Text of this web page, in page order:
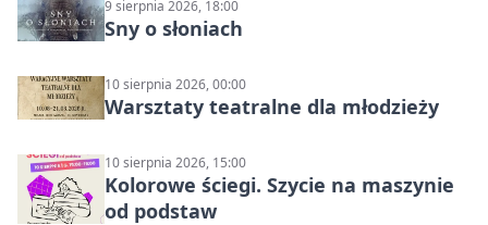
9 sierpnia 2026, 18:00
Sny o słoniach
10 sierpnia 2026, 00:00
Warsztaty teatralne dla młodzieży
10 sierpnia 2026, 15:00
Kolorowe ściegi. Szycie na maszynie
od podstaw